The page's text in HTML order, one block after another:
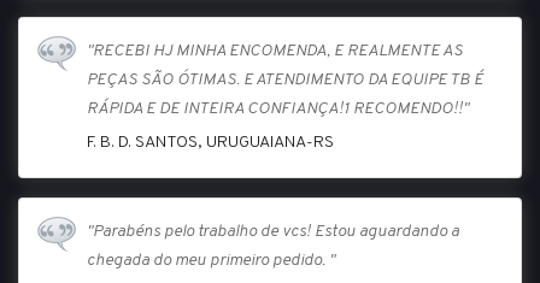
"RECEBI HJ MINHA ENCOMENDA, E REALMENTE AS
PEÇAS SÃO ÓTIMAS. E ATENDIMENTO DA EQUIPE TB É
RÁPIDA E DE INTEIRA CONFIANÇA!1 RECOMENDO!!"
F. B. D. SANTOS, URUGUAIANA-RS
"Parabéns pelo trabalho de vcs! Estou aguardando a
chegada do meu primeiro pedido. "